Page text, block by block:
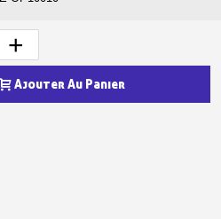
première commande
chaque parrainage
+
Ajouter Au Panier